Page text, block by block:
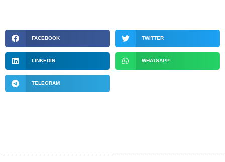
FACEBOOK TWITTER
LINKEDIN WHATSAPP
TELEGRAM